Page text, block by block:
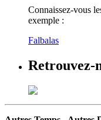
Connaissez-vous
exemple :
Falbalas
Retrouvez-